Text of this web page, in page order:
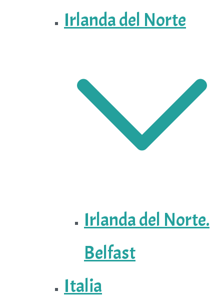
Irlanda del Norte
Irlanda del Norte.
Belfast
Italia